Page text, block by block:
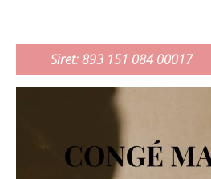
Siret: 893 151 084 00017